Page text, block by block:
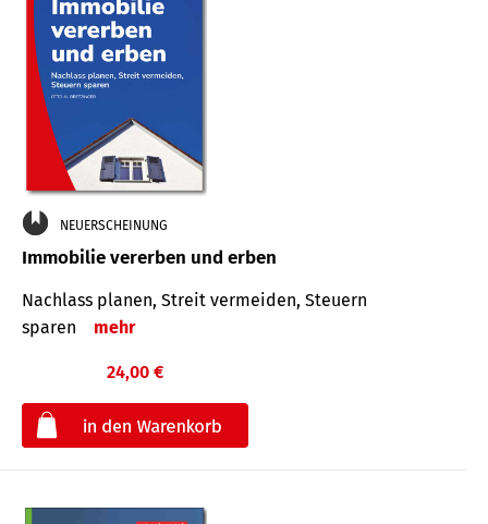
NEUERSCHEINUNG
Immobilie vererben und erben
Nachlass planen, Streit vermeiden, Steuern
sparen
mehr
24,00 €